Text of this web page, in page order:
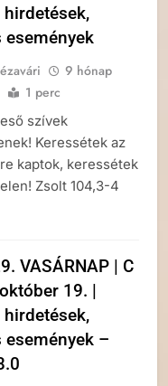
9 hónap
1 perc
szívek
Keressétek az
kaptok, keressétek
Zsolt 104,3-4
VASÁRNAP | C
19. |
–